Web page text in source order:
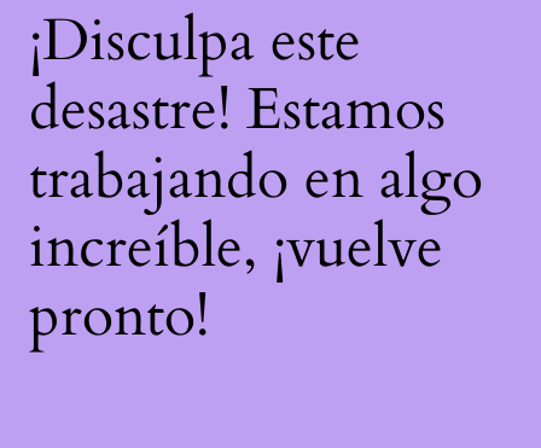
¡Disculpa este
desastre! Estamos
trabajando en algo
increíble, ¡vuelve
pronto!